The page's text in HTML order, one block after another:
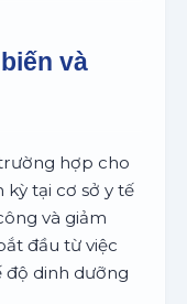
và
hợp cho
kỳ tại cơ sở y tế
và giảm
đầu từ việc
độ dinh dưỡng